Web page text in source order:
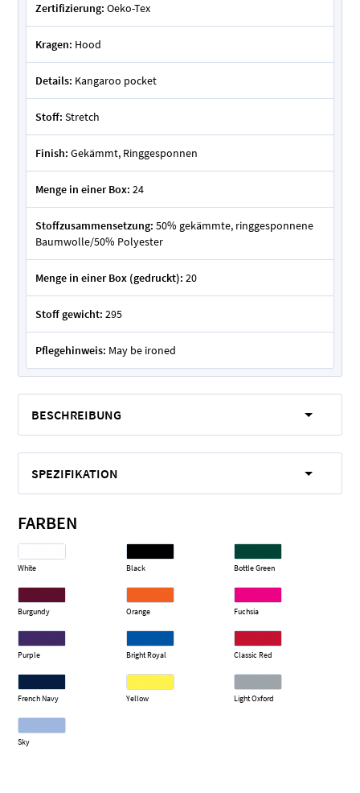
Zertifizierung: Oeko-Tex
Kragen: Hood
Details: Kangaroo pocket
Stoff: Stretch
Finish: Gekämmt, Ringgesponnen
Menge in einer Box: 24
Stoffzusammensetzung: 50% gekämmte, ringgesponnene
Baumwolle/50% Polyester
Menge in einer Box (gedruckt): 20
Stoff gewicht: 295
Pflegehinweis: May be ironed
BESCHREIBUNG
SPEZIFIKATION
FARBEN
White Black Bottle Green
Burgundy Orange Fuchsia
Purple Bright Royal Classic Red
French Navy Yellow Light Oxford
Sky